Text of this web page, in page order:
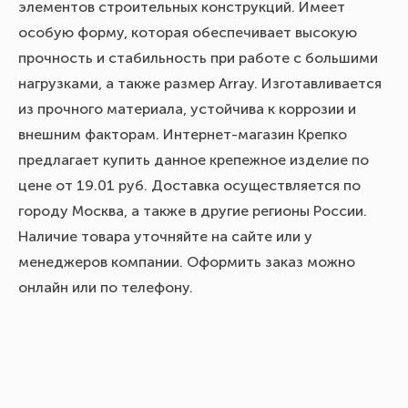
элементов строительных конструкций. Имеет
особую форму, которая обеспечивает высокую
прочность и стабильность при работе с большими
нагрузками, а также размер Array. Изготавливается
из прочного материала, устойчива к коррозии и
внешним факторам. Интернет-магазин Крепко
предлагает купить данное крепежное изделие по
цене от 19.01 руб. Доставка осуществляется по
городу Москва, а также в другие регионы России.
Наличие товара уточняйте на сайте или у
менеджеров компании. Оформить заказ можно
онлайн или по телефону.